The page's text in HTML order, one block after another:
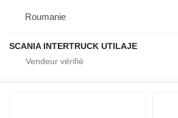
Roumanie
SCANIA INTERTRUCK UTILAJE